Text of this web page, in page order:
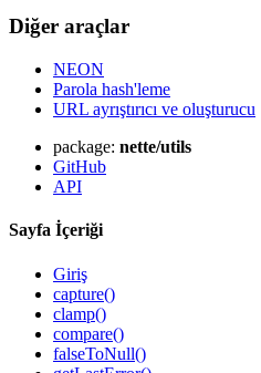
Diğer araçlar
NEON
Parola hash'leme
URL ayrıştırıcı ve oluşturucu
package: nette/utils
GitHub
API
Sayfa İçeriği
Giriş
capture()
clamp()
compare()
falseToNull()